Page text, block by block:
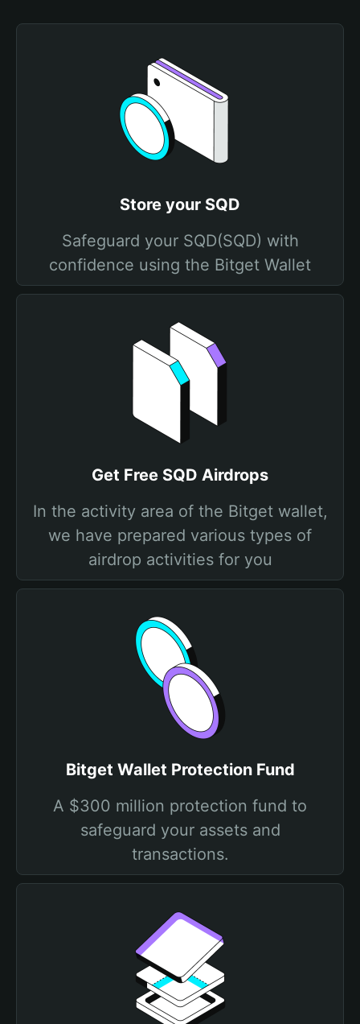
Store your SQD
Safeguard your SQD(SQD) with
confidence using the Bitget Wallet
Get Free SQD Airdrops
In the activity area of the Bitget wallet,
we have prepared various types of
airdrop activities for you
Bitget Wallet Protection Fund
A $300 million protection fund to
safeguard your assets and
transactions.